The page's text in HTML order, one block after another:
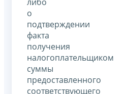
либо
о
подтверждении
факта
получения
налогоплательщиком
суммы
предоставленного
соответствующего